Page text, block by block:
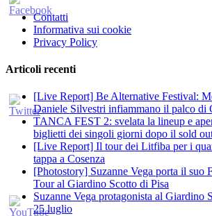
Contatti
Informativa sui cookie
Privacy Policy
Articoli recenti
[Live Report] Be Alternative Festival:
Daniele Silvestri infiammano il palco di
TANCA FEST 2: svelata la lineup e
biglietti dei singoli giorni dopo il sold
[Live Report] Il tour dei Litfiba per i
tappa a Cosenza
[Photostory] Suzanne Vega porta il suo
Tour al Giardino Scotto di Pisa
Suzanne Vega protagonista al Giardino
25 luglio